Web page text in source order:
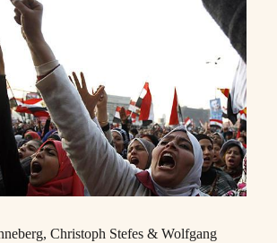
Christoph Stefes & Wolfgang